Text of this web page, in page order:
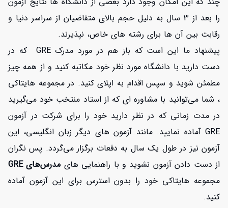
را بعد از 3 سال به دلیل حجم بالای متقاضیان از سراسر دنیا و
رقابت بین آن ها برای رشته های خاص، نپذیرند.
پیشنهاد ما این است که باز هم در مورد مدرک GRE که در
دست دارید با دانشگاه مورد نظر خود مکاتبه کنید و از همه چیز
مطمئن شوید و سپس اقدام به اپلای کنید. در مجموعه هایتاکی
، شما می‌توانید با مشاوره ای که از استاد منتخب خود می‌گیرید
در مدت زمانی که در نظر دارید خود را برای شرکت در آزمون
GRE آماده نمایید. مانند آزمون های دیگر زبان انگلیسی، این
آزمون نیز در طول یک سال به دفعات برگزار می‌گردد. پس نگران
از دست دادن آزمون نشوید و با راهنمایی های مدرس‌های GRE
مجموعه هایتاکی خود را بدون استرس برای این آزمون آماده
کنید.